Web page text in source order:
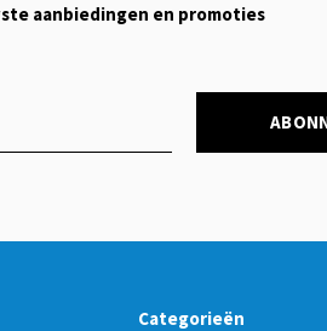
aanbiedingen en promoties
Categorieën